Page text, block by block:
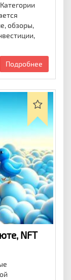
обзоры,
Подробнее
NFT